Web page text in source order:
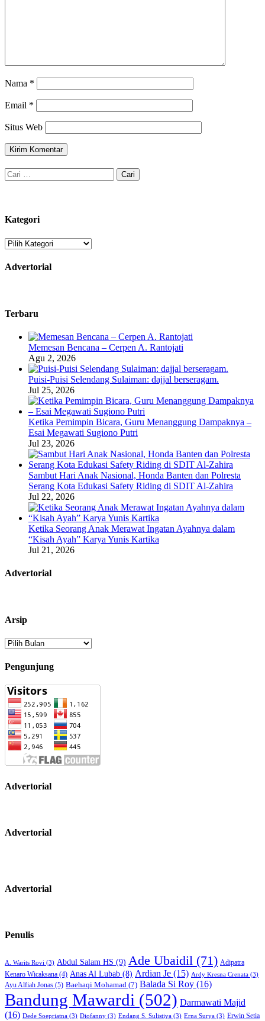
Nama *
Email *
Situs Web
Cari
untuk:
Kategori
Kategori
Advertorial
Terbaru
Memesan Bencana – Cerpen A. Rantojati
Agu 2, 2026
Puisi-Puisi Selendang Sulaiman: dajjal berseragam.
Jul 25, 2026
Ketika Pemimpin Bicara, Guru Menanggung Dampaknya –
Esai Megawati Sugiono Putri
Jul 23, 2026
Sambut Hari Anak Nasional, Honda Banten dan Polresta
Serang Kota Edukasi Safety Riding di SDIT Al-Zahira
Jul 22, 2026
Ketika Seorang Anak Merawat Ingatan Ayahnya dalam
“Kisah Ayah” Karya Yunis Kartika
Jul 21, 2026
Advertorial
Arsip
Arsip
Pengunjung
Advertorial
Advertorial
Advertorial
Penulis
A. Warits Rovi (3) Abdul Salam HS (9) Ade Ubaidil (71) Adipatra
Kenaro Wicaksana (4) Anas Al Lubab (8) Ardian Je (15) Ardy Kresna Crenata (3)
Ayu Alfiah Jonas (5) Baehaqi Mohamad (7) Balada Si Roy (16)
Bandung Mawardi (502) Darmawati Majid
(16) Dede Soepriatna (3) Diofanny (3) Endang S. Sulistiya (3) Erna Surya (3) Erwin Setia